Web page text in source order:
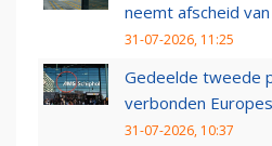
neemt afscheid
31-07-2026, 11:25
Gedeelde tweede
verbonden
31-07-2026, 10:37